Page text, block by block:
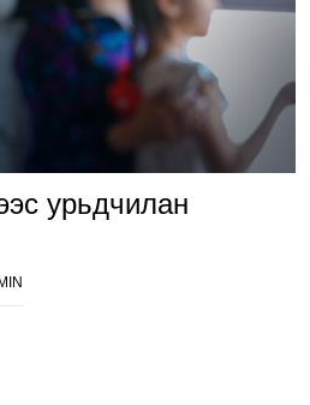
урьдчилан